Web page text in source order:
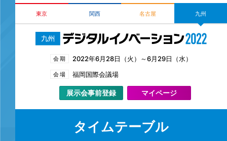
東京 関西 名古屋 九州
会期 2022年6月28日（火）～6月29日（水）
会場 福岡国際会議場
展示会事前登録 マイページ
タイムテーブル